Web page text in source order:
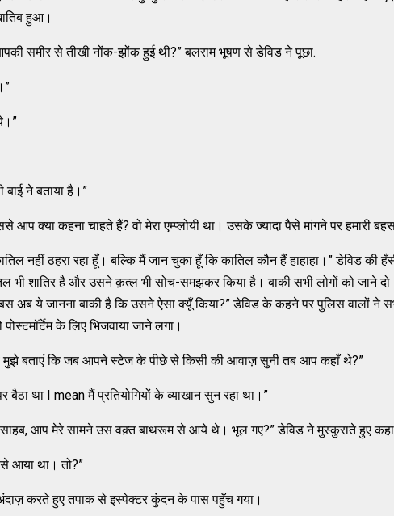
हुआ।
समीर से तीखी नोंक-झोंक हुई थी?” बलराम भूषण से डेविड ने पूछा.
ने बताया है।”
आप क्या कहना चाहते हैं? वो मेरा एम्प्लोयी था। उसके ज्यादा पैसे मांगने पर हमारी
नहीं ठहरा रहा हूँ। बल्कि मैं जान चुका हूँ कि कातिल कौन हैं हाहाहा।” डेविड की
भी शातिर है और उसने क़त्ल भी सोच-समझकर किया है। बाकी सभी लोगों को जाने
अब ये जानना बाकी है कि उसने ऐसा क्यूँ किया?” डेविड के कहने पर पुलिस वालों ने
के लिए भिजवाया जाने लगा।
मुझे बताएं कि जब आपने स्टेज के पीछे से किसी की आवाज़ सुनी तब आप कहाँ थे?”
बैठा था I mean मैं प्रतियोगियों के व्याखान सुन रहा था।”
आप मेरे सामने उस वक़्त बाथरूम से आये थे। भूल गए?” डेविड ने मुस्कुराते हुए
आया था। तो?”
करते हुए तपाक से इस्पेक्टर कुंदन के पास पहुँच गया।